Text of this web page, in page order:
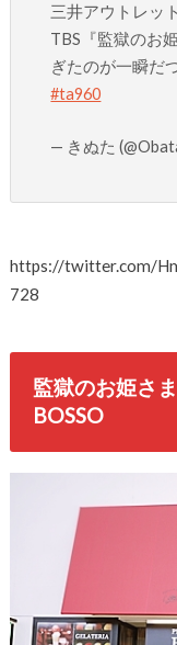
三井アウトレッ
TBS『監獄のお
ぎたのが一瞬だ
#ta960
— きぬた
https://twitter.com/
728
監獄のお姫さ
BOSSO